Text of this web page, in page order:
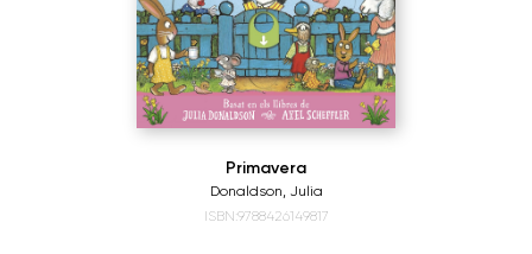
Primavera
Donaldson, Julia
ISBN:9788426149817